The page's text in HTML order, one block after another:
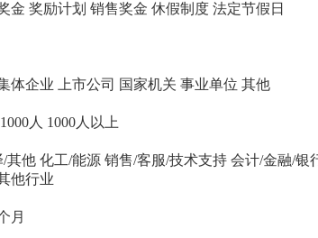
金 奖励计划 销售奖金 休假制度 法定节假日
体企业 上市公司 国家机关 事业单位 其他
人 1000人以上
/其他 化工/能源 销售/客服/技术支持 会计/金融/银
他行业
月